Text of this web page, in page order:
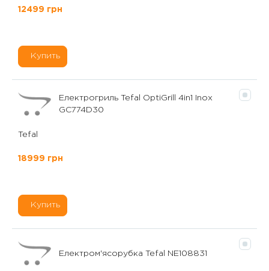
12499 грн
Купить
Електрогриль Tefal OptiGrill 4in1 Inox
GC774D30
Tefal
18999 грн
Купить
Електром'ясорубка Tefal NE108831